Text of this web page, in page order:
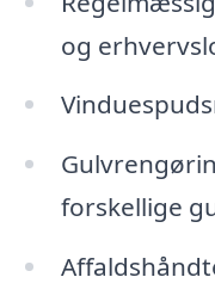
og
forskellige